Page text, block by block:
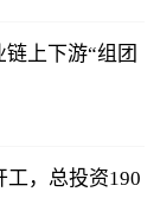
上下游“组团
，总投资190